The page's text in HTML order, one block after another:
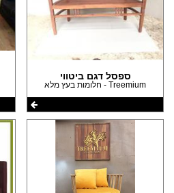
ספסל דגם ביטווי
Treemium - חלומות בעץ מלא